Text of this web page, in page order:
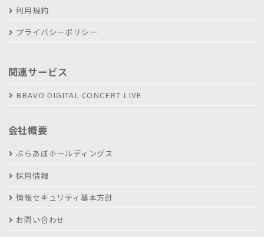
利用規約
プライバシーポリシー
関連サービス
BRAVO DIGITAL CONCERT LIVE
会社概要
ぶらあぼホールディングス
採用情報
情報セキュリティ基本方針
お問い合わせ